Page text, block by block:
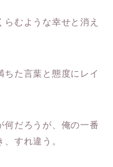
むような幸せと消え
ちた言葉と態度にレイ
何だろうが、俺の一番
すれ違う。